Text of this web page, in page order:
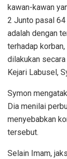
kawan-kawan
2 Junto pasal 64
adalah dengan
terhadap
dilakukan
Kejari Labusel,
Symon
Dia menilai
menyebabkan
tersebut.
Selain Imam,